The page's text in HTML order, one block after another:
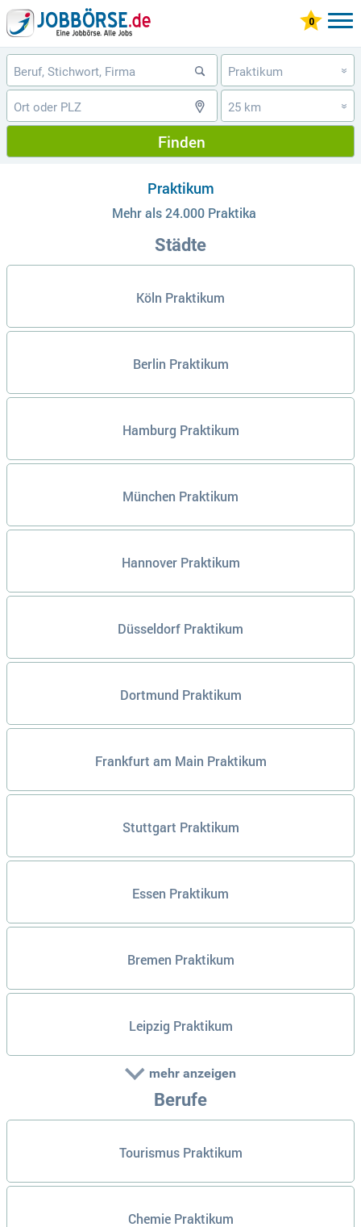
Praktikum »
25 km »
Finden
Praktikum
Mehr als 24.000 Praktika
Städte
Köln Praktikum
Berlin Praktikum
Hamburg Praktikum
München Praktikum
Hannover Praktikum
Düsseldorf Praktikum
Dortmund Praktikum
Frankfurt am Main Praktikum
Stuttgart Praktikum
Essen Praktikum
Bremen Praktikum
Leipzig Praktikum
mehr anzeigen
Berufe
Tourismus Praktikum
Chemie Praktikum